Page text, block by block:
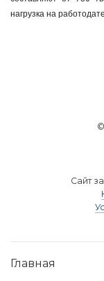
нагрузка на
Сайт
Главная